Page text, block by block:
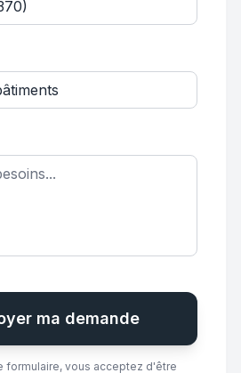
ma demande
formulaire, vous acceptez d'être